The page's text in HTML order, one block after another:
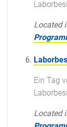
Located
Ein Tag
Located